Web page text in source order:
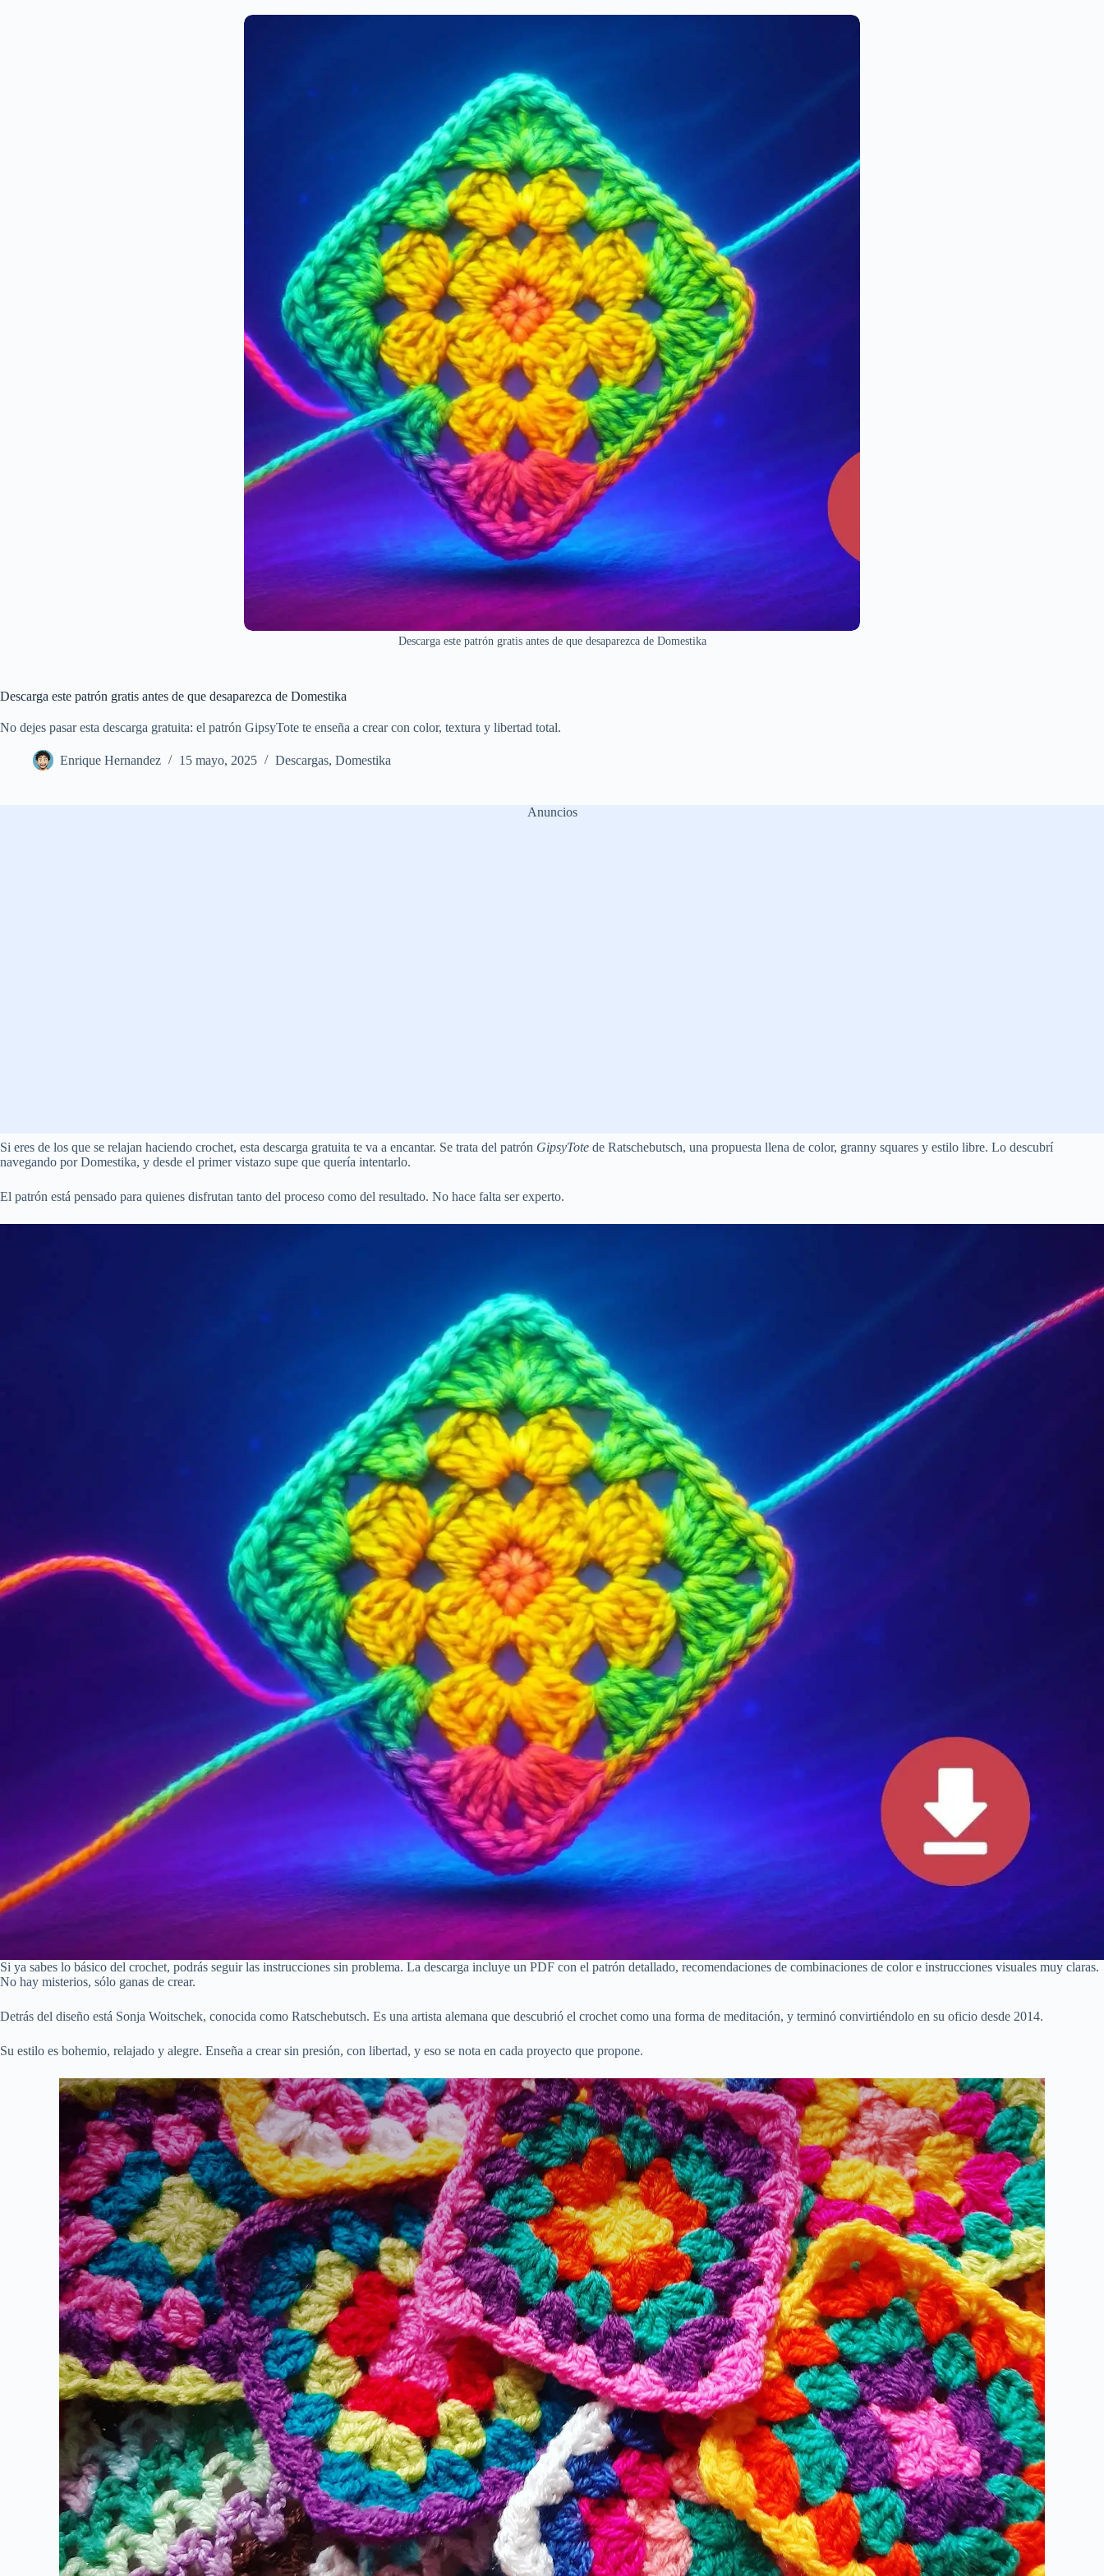
Descarga este patrón gratis antes de que desaparezca de Domestika
Descarga este patrón gratis antes de que desaparezca de Domestika
No dejes pasar esta descarga gratuita: el patrón GipsyTote te enseña a crear con color, textura y libertad total.
Enrique Hernandez 15 mayo, 2025 Descargas, Domestika
Anuncios
Si eres de los que se relajan haciendo crochet, esta descarga gratuita te va a encantar. Se trata del patrón GipsyTote de Ratschebutsch, una propuesta llena de color, granny squares y estilo libre. Lo descubrí
navegando por Domestika, y desde el primer vistazo supe que quería intentarlo.
El patrón está pensado para quienes disfrutan tanto del proceso como del resultado. No hace falta ser experto.
Si ya sabes lo básico del crochet, podrás seguir las instrucciones sin problema. La descarga incluye un PDF con el patrón detallado, recomendaciones de combinaciones de color e instrucciones visuales muy claras.
No hay misterios, sólo ganas de crear.
Detrás del diseño está Sonja Woitschek, conocida como Ratschebutsch. Es una artista alemana que descubrió el crochet como una forma de meditación, y terminó convirtiéndolo en su oficio desde 2014.
Su estilo es bohemio, relajado y alegre. Enseña a crear sin presión, con libertad, y eso se nota en cada proyecto que propone.